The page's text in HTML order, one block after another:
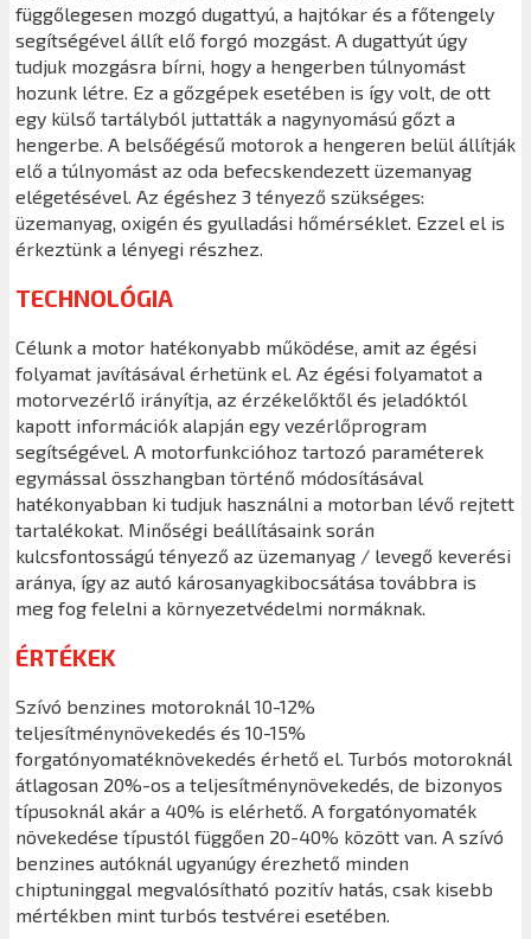
függőlegesen mozgó dugattyú, a hajtókar és a főtengely
segítségével állít elő forgó mozgást. A dugattyút úgy
tudjuk mozgásra bírni, hogy a hengerben túlnyomást
hozunk létre. Ez a gőzgépek esetében is így volt, de ott
egy külső tartályból juttatták a nagynyomású gőzt a
hengerbe. A belsőégésű motorok a hengeren belül állítják
elő a túlnyomást az oda befecskendezett üzemanyag
elégetésével. Az égéshez 3 tényező szükséges:
üzemanyag, oxigén és gyulladási hőmérséklet. Ezzel el is
érkeztünk a lényegi részhez.
TECHNOLÓGIA
Célunk a motor hatékonyabb működése, amit az égési
folyamat javításával érhetünk el. Az égési folyamatot a
motorvezérlő irányítja, az érzékelőktől és jeladóktól
kapott információk alapján egy vezérlőprogram
segítségével. A motorfunkcióhoz tartozó paraméterek
egymással összhangban történő módosításával
hatékonyabban ki tudjuk használni a motorban lévő rejtett
tartalékokat. Minőségi beállításaink során
kulcsfontosságú tényező az üzemanyag / levegő keverési
aránya, így az autó károsanyagkibocsátása továbbra is
meg fog felelni a környezetvédelmi normáknak.
ÉRTÉKEK
Szívó benzines motoroknál 10-12%
teljesítménynövekedés és 10-15%
forgatónyomatéknövekedés érhető el. Turbós motoroknál
átlagosan 20%-os a teljesítménynövekedés, de bizonyos
típusoknál akár a 40% is elérhető. A forgatónyomaték
növekedése típustól függően 20-40% között van. A szívó
benzines autóknál ugyanúgy érezhető minden
chiptuninggal megvalósítható pozitív hatás, csak kisebb
mértékben mint turbós testvérei esetében.